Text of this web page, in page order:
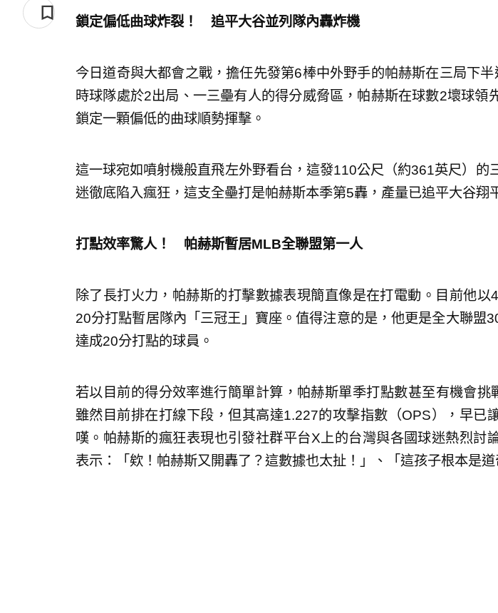
鎖定偏低曲球炸裂！ 追平大谷並列隊內轟炸機
今日道奇與大都會之戰，擔任先發第6棒中外野手的帕赫斯在三局下
時球隊處於2出局、一三壘有人的得分威脅區，帕赫斯在球數2壞球領
鎖定一顆偏低的曲球順勢揮擊。
這一球宛如噴射機般直飛左外野看台，這發110公尺（約361英尺）的
迷徹底陷入瘋狂，這支全壘打是帕赫斯本季第5轟，產量已追平大谷翔
打點效率驚人！ 帕赫斯暫居MLB全聯盟第一人
除了長打火力，帕赫斯的打擊數據表現簡直像是在打電動。目前他以
20分打點暫居隊內「三冠王」寶座。值得注意的是，他更是全大聯盟
達成20分打點的球員。
若以目前的得分效率進行簡單計算，帕赫斯單季打點數甚至有機會挑
雖然目前排在打線下段，但其高達1.227的攻擊指數（OPS），早已
嘆。帕赫斯的瘋狂表現也引發社群平台X上的台灣與各國球迷熱烈討
表示：「欸！帕赫斯又開轟了？這數據也太扯！」、「這孩子根本是道